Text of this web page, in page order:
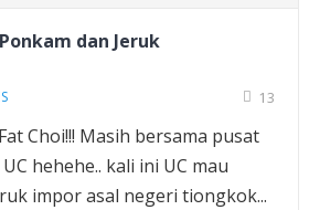
dan Jeruk
13
Choi!!! Masih bersama pusat
hehehe.. kali ini UC mau
impor asal negeri tiongkok...